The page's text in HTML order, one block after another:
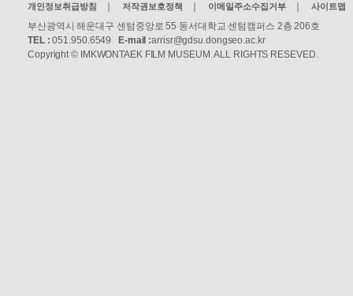
개인정보취급방침 저작권보호정책 이메일주소수집거부 사이트맵
부산광역시 해운대구 센텀중앙로 55 동서대학교 센텀캠퍼스 2층 206호
TEL : 051.950.6549 E-mail :arrisr@gdsu.dongseo.ac.kr
Copyright © IMKWONTAEK FILM MUSEUM. ALL RIGHTS RESEVED.